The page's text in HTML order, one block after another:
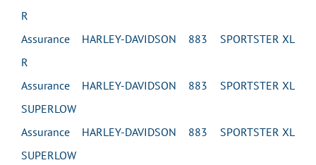
R
Assurance HARLEY-DAVIDSON 883 SPORTSTER XL
R
Assurance HARLEY-DAVIDSON 883 SPORTSTER XL
SUPERLOW
Assurance HARLEY-DAVIDSON 883 SPORTSTER XL
SUPERLOW